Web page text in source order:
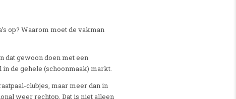
op? Waarom moet de vakman
dat gewoon doen met een
de gehele (schoonmaak) markt.
clubjes, maar meer dan in
weer rechtop. Dat is niet alleen